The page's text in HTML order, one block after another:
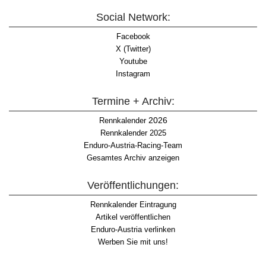
Social Network:
Facebook
X (Twitter)
Youtube
Instagram
Termine + Archiv:
Rennkalender2026
Rennkalender 2025
Enduro-Austria-Racing-Team
Gesamtes Archiv anzeigen
Veröffentlichungen:
Rennkalender Eintragung
Artikel veröffentlichen
Enduro-Austria verlinken
Werben Sie mit uns!